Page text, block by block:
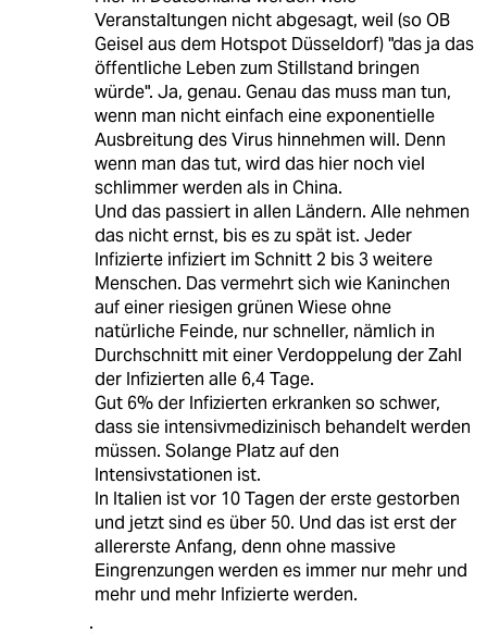
Veranstaltungen nicht abgesagt, weil (so OB
Geisel aus dem Hotspot Düsseldorf) "das ja das
öffentliche Leben zum Stillstand bringen
würde". Ja, genau. Genau das muss man tun,
wenn man nicht einfach eine exponentielle
Ausbreitung des Virus hinnehmen will. Denn
wenn man das tut, wird das hier noch viel
schlimmer werden als in China.
Und das passiert in allen Ländern. Alle nehmen
das nicht ernst, bis es zu spät ist. Jeder
Infizierte infiziert im Schnitt 2 bis 3 weitere
Menschen. Das vermehrt sich wie Kaninchen
auf einer riesigen grünen Wiese ohne
natürliche Feinde, nur schneller, nämlich in
Durchschnitt mit einer Verdoppelung der Zahl
der Infizierten alle 6,4 Tage.
Gut 6% der Infizierten erkranken so schwer,
dass sie intensivmedizinisch behandelt werden
müssen. Solange Platz auf den
Intensivstationen ist.
In Italien ist vor 10 Tagen der erste gestorben
und jetzt sind es über 50. Und das ist erst der
allererste Anfang, denn ohne massive
Eingrenzungen werden es immer nur mehr und
mehr und mehr Infizierte werden.